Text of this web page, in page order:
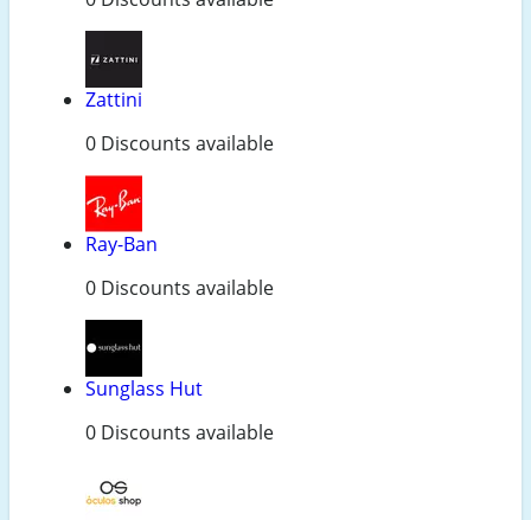
Zattini
0 Discounts available
Ray-Ban
0 Discounts available
Sunglass Hut
0 Discounts available